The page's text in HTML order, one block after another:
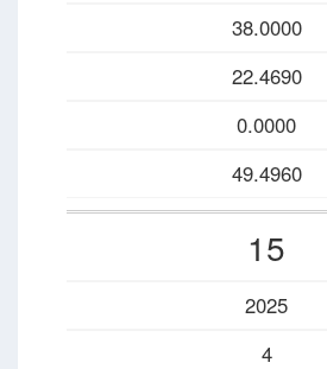
38.0000
22.4690
0.0000
49.4960
15
2025
4